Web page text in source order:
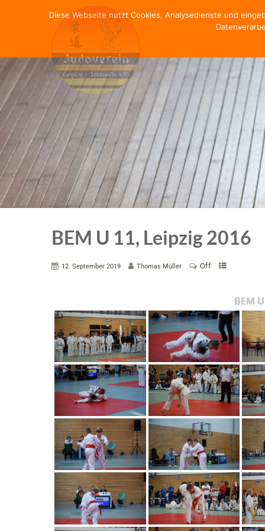
BEM U 11, Leipzig 2016
12. September 2019 Thomas Müller Off
BEM
Diese Webseite nutzt Cookies, Analysedienste und